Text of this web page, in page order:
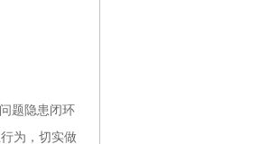
题隐患闭环
为，切实做